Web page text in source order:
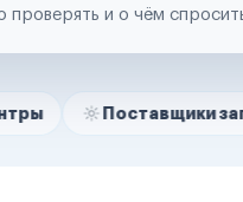
проверять и о чём
Поставщики запчастей